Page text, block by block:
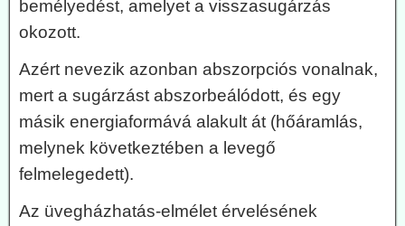
bemélyedést, amelyet a visszasugárzás
okozott.
Azért nevezik azonban abszorpciós vonalnak,
mert a sugárzást abszorbeálódott, és egy
másik energiaformává alakult át (hőáramlás,
melynek következtében a levegő
felmelegedett).
Az üvegházhatás-elmélet érvelésének